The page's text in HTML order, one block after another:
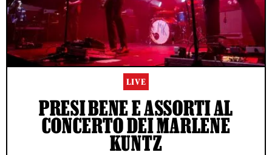
LIVE
PRESI BENE E ASSORTI AL
CONCERTO DEI MARLENE
KUNTZ